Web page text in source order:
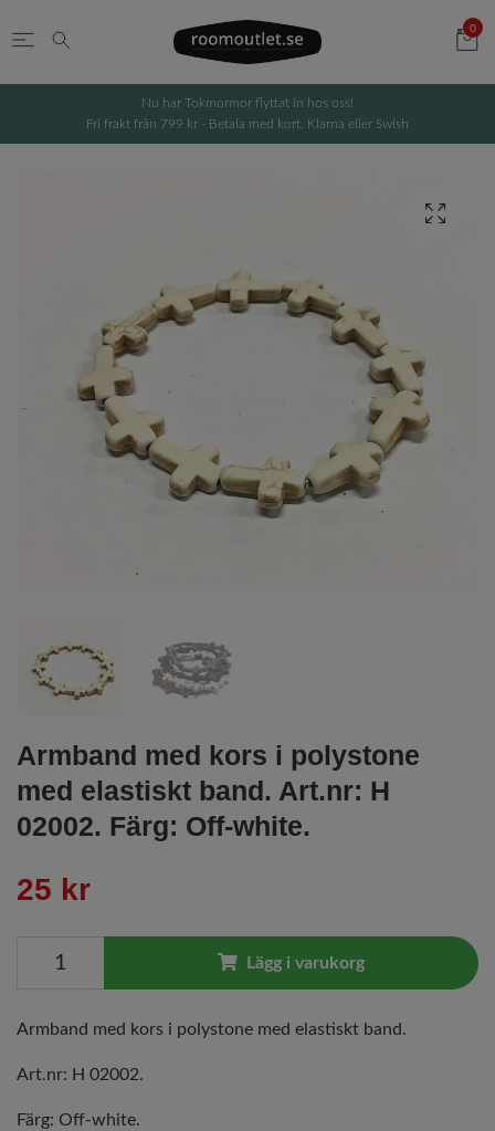
0
Nu har Tokmormor flyttat in hos oss!
Fri frakt från 799 kr - Betala med kort, Klarna eller Swish
Armband med kors i polystone
med elastiskt band. Art.nr: H
02002. Färg: Off-white.
25 kr
Lägg i varukorg
Armband med kors i polystone med elastiskt band.
Art.nr: H 02002.
Färg: Off-white.